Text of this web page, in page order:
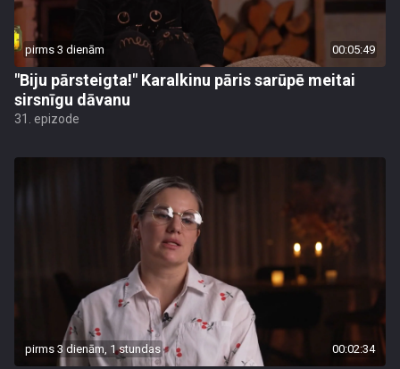
pirms 3 dienām 00:05:49
"Biju pārsteigta!" Karalkinu pāris sarūpē meitai
sirsnīgu dāvanu
31. epizode
pirms 3 dienām, 1 stundas 00:02:34